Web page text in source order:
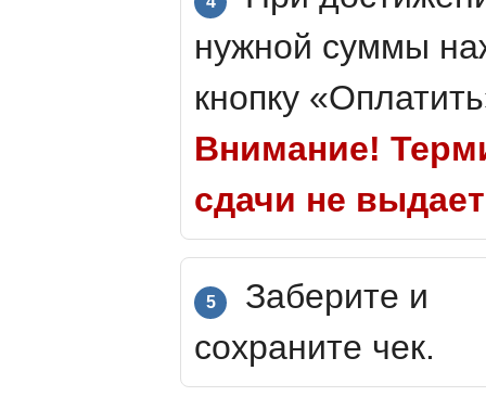
нужной суммы
кнопку
Внимание!
сдачи не
5
Заберите и
сохраните чек.